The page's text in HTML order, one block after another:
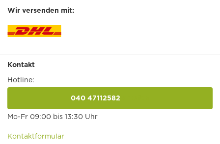
Wir versenden mit:
Kontakt
Hotline:
040 47112582
Mo-Fr 09:00 bis 13:30 Uhr
Kontaktformular